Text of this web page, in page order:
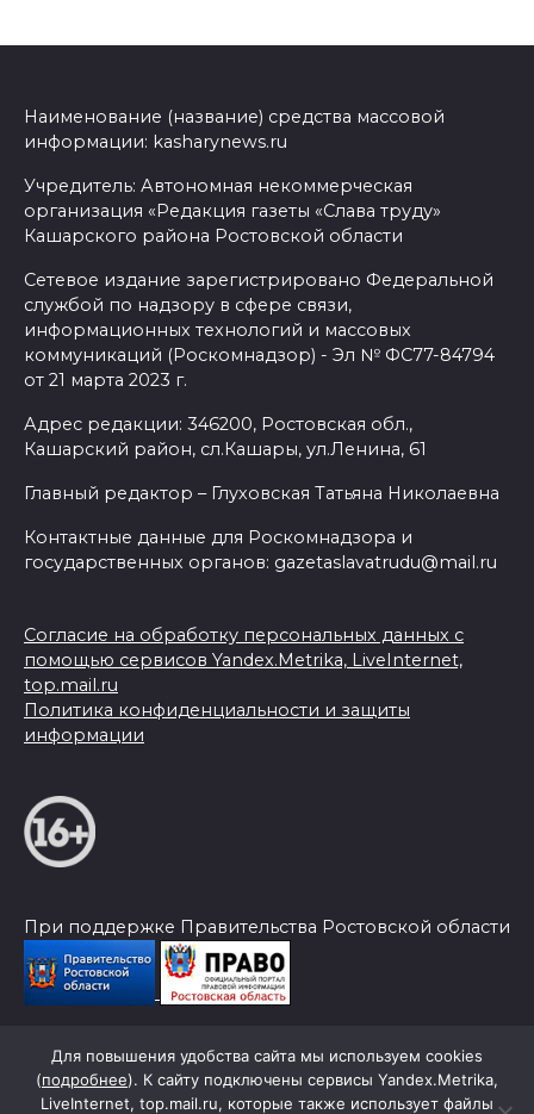
Наименование (название) средства массовой
информации: kasharynews.ru
Учредитель: Автономная некоммерческая
организация «Редакция газеты «Слава труду»
Кашарского района Ростовской области
Сетевое издание зарегистрировано Федеральной
службой по надзору в сфере связи,
информационных технологий и массовых
коммуникаций (Роскомнадзор) - Эл № ФС77-84794
от 21 марта 2023 г.
Адрес редакции: 346200, Ростовская обл.,
Кашарский район, сл.Кашары, ул.Ленина, 61
Главный редактор – Глуховская Татьяна Николаевна
Контактные данные для Роскомнадзора и
государственных органов: gazetaslavatrudu@mail.ru
Согласие на обработку персональных данных с
помощью сервисов Yandex.Metrika, LiveInternet,
top.mail.ru
Политика конфиденциальности и защиты
информации
При поддержке Правительства Ростовской области
© 2026 Слава Труду
Для повышения удобства сайта мы используем cookies
(подробнее). К сайту подключены сервисы Yandex.Metrika,
LiveInternet, top.mail.ru, которые также использует файлы